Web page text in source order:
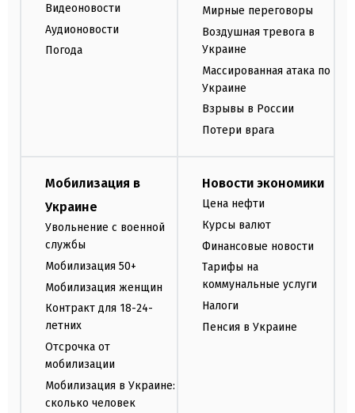
Видеоновости
Аудионовости
Погода
Мирные переговоры
Воздушная тревога в
Украине
Массированная атака по
Украине
Взрывы в России
Потери врага
Мобилизация в
Украине
Увольнение с военной
службы
Мобилизация 50+
Мобилизация женщин
Контракт для 18-24-
летних
Отсрочка от
мобилизации
Мобилизация в Украине:
сколько человек
Новости экономики
Цена нефти
Курсы валют
Финансовые новости
Тарифы на
коммунальные услуги
Налоги
Пенсия в Украине